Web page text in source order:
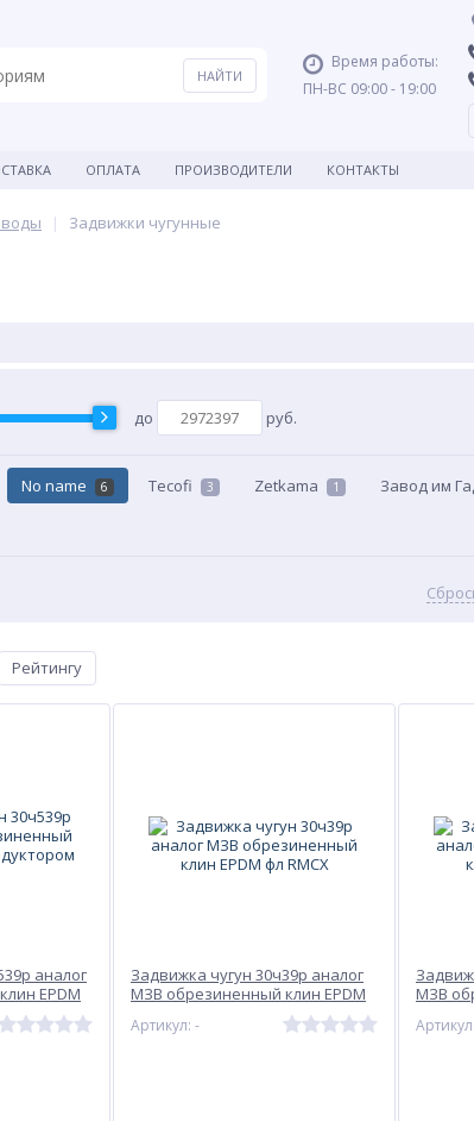
Время работы:
ПН-ВС 09:00 - 19:00
ОПЛАТА ПРОИЗВОДИТЕЛИ КОНТАКТЫ
Задвижки чугунные
до руб.
No name 6 Tecofi 3 Zetkama 1 Завод им
Рейтингу
аналог
EPDM
Задвижка чугун 30ч39р аналог
МЗВ обрезиненный клин EPDM
Артикул: -
МЗВ